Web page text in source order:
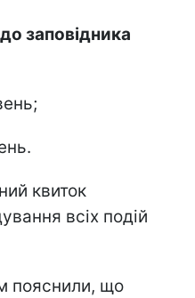
заповідника
квиток
всіх подій
пояснили, що